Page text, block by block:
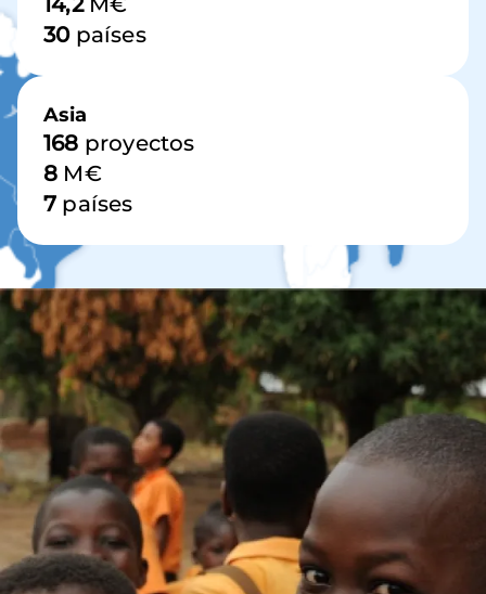
30países
Asia
168 proyectos
8 M€
7 países